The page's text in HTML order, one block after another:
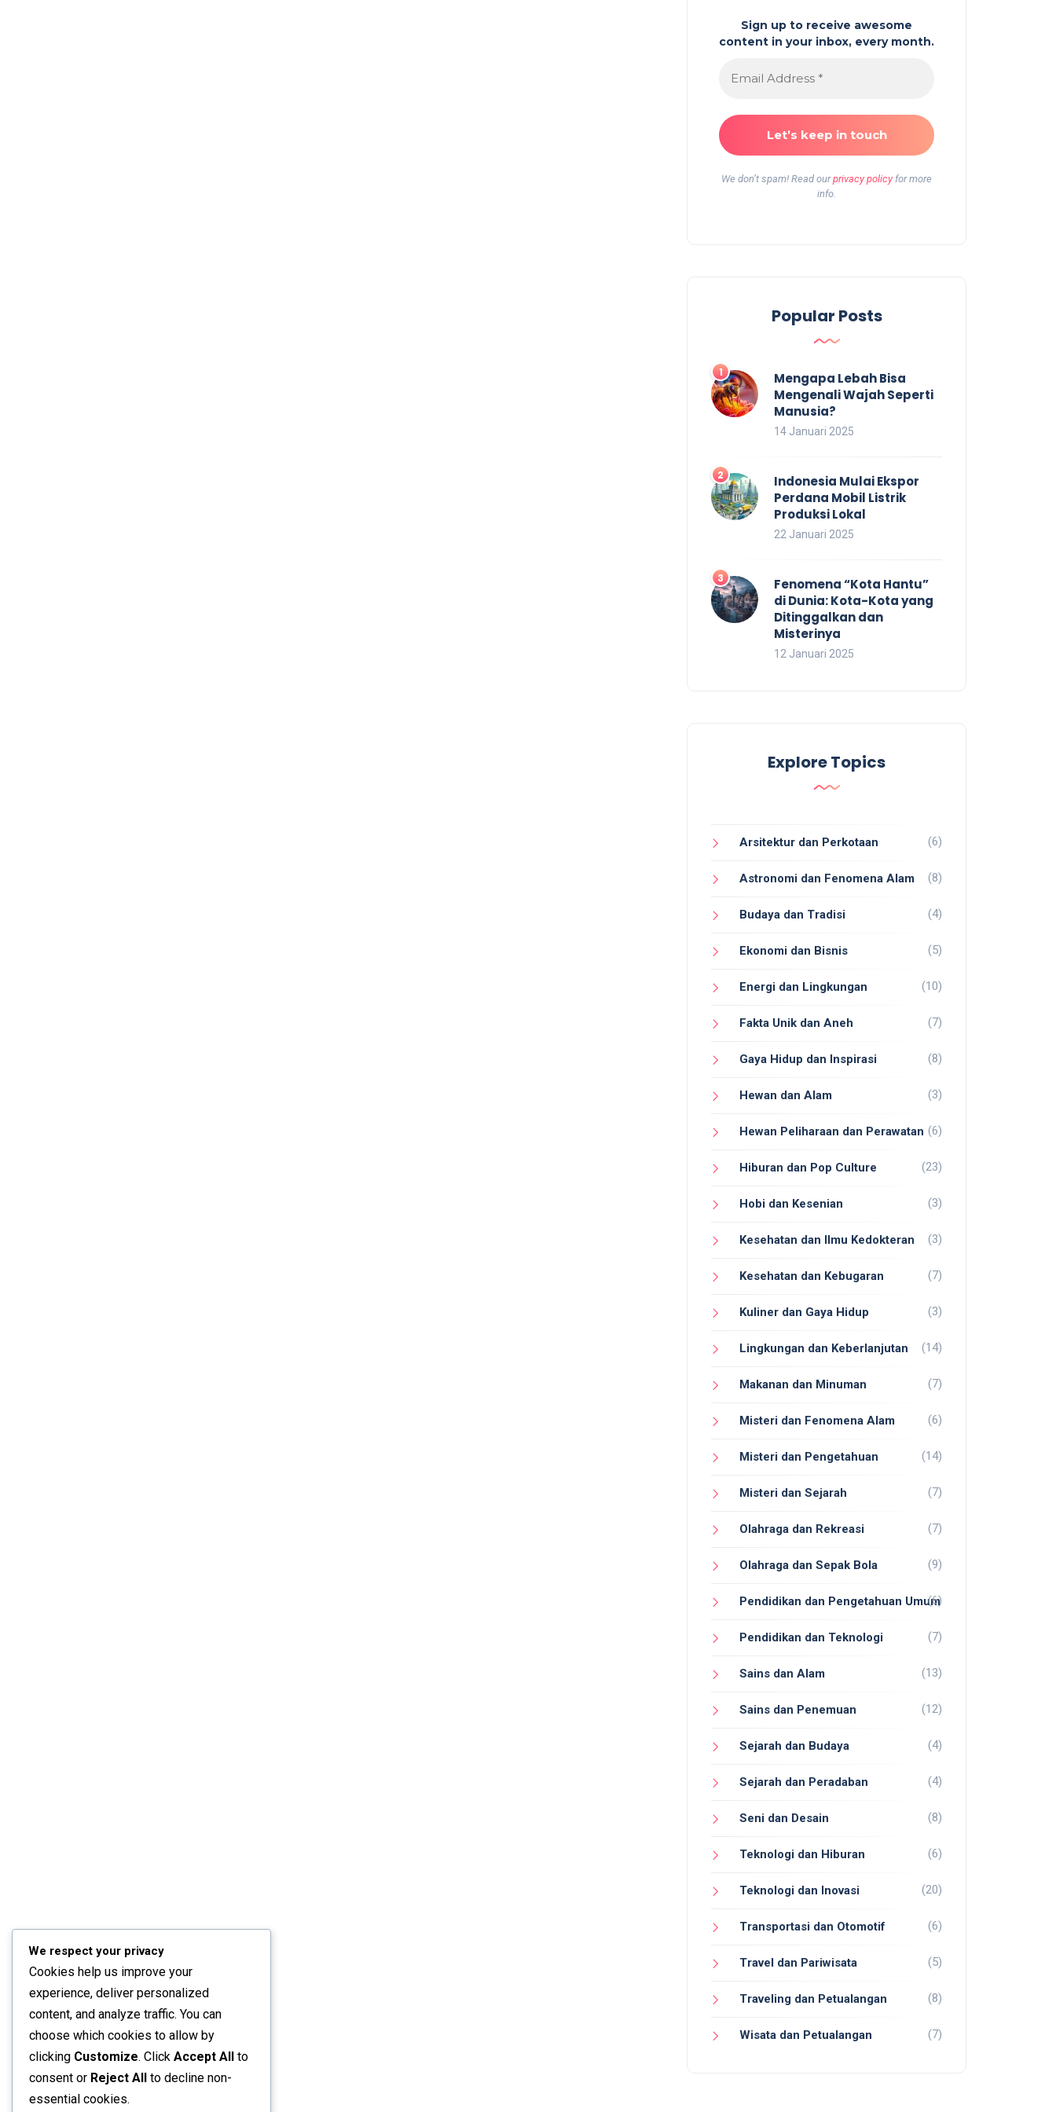
Sign up to receive awesome
content in your inbox, every month.
We don’t spam! Read ourprivacy policyfor more
info.
Popular Posts
Mengapa Lebah Bisa
Mengenali Wajah Seperti
Manusia?
14 Januari 2025
Indonesia Mulai Ekspor
Perdana Mobil Listrik
Produksi Lokal
22 Januari 2025
Fenomena “Kota Hantu”
di Dunia: Kota-Kota yang
Ditinggalkan dan
Misterinya
12 Januari 2025
Explore Topics
Arsitektur dan Perkotaan (6)
Astronomi dan Fenomena Alam (8)
Budaya dan Tradisi (4)
Ekonomi dan Bisnis (5)
Energi dan Lingkungan (10)
Fakta Unik dan Aneh (7)
Gaya Hidup dan Inspirasi (8)
Hewan dan Alam (3)
Hewan Peliharaan dan Perawatan (6)
Hiburan dan Pop Culture (23)
Hobi dan Kesenian (3)
Kesehatan dan Ilmu Kedokteran (3)
Kesehatan dan Kebugaran (7)
Kuliner dan Gaya Hidup (3)
Lingkungan dan Keberlanjutan (14)
Makanan dan Minuman (7)
Misteri dan Fenomena Alam (6)
Misteri dan Pengetahuan (14)
Misteri dan Sejarah (7)
Olahraga dan Rekreasi (7)
Olahraga dan Sepak Bola (9)
Pendidikan dan Pengetahuan Umum
(6)
Pendidikan dan Teknologi (7)
Sains dan Alam (13)
Sains dan Penemuan (12)
Sejarah dan Budaya (4)
Sejarah dan Peradaban (4)
Seni dan Desain (8)
Teknologi dan Hiburan (6)
Teknologi dan Inovasi (20)
Transportasi dan Otomotif (6)
Travel dan Pariwisata (5)
Traveling dan Petualangan (8)
Wisata dan Petualangan (7)
We respect your privacy
Cookies help us improve your
experience, deliver personalized
content, and analyze traffic. You can
choose which cookies to allow by
clicking Customize. Click Accept All
to
consent or Reject All
to decline non-
essential cookies.